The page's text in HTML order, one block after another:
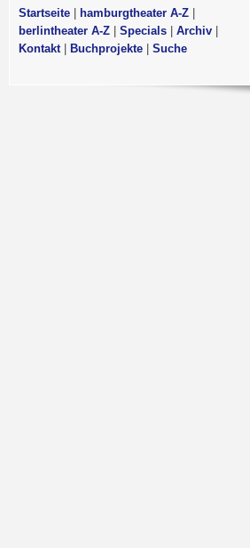
Startseite hamburgtheater A-Z
berlintheater A-Z
Specials Archiv
Kontakt| Buchprojekte Suche